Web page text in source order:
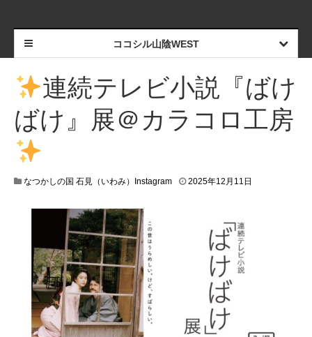
ココシル山陰WEST
連続テレビ小説『ばけ
ばけ』展＠カラコロ工房
なつかしの国 石見（いわみ）Instagram 2025年12月11日